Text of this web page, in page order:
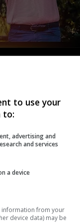
Herman, exnovia
que hizo historia en
to use your
to:
advertising and
and services
a device
information from your
device data) may be